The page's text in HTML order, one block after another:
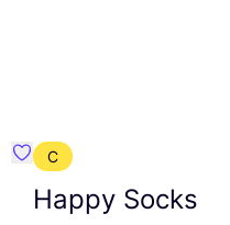
Favoritos {nombre}
C
Happy Socks